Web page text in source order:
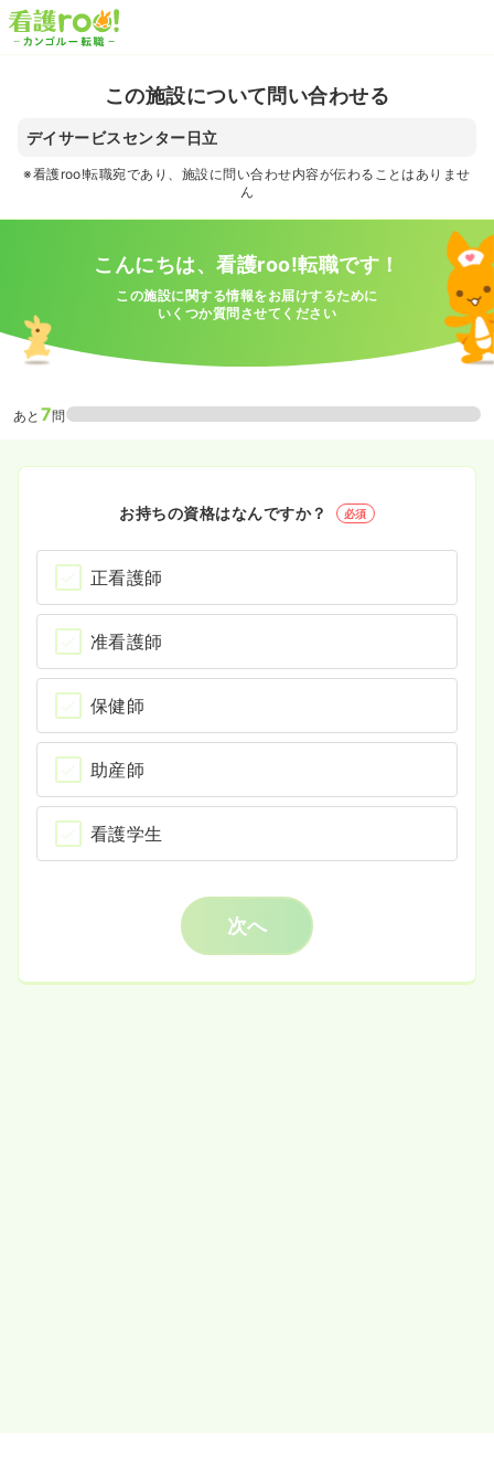
この施設について問い合わせる
デイサービスセンター日立
※看護roo!転職宛であり、施設に問い合わせ内容が伝わることはありませ
ん
こんにちは、看護roo!転職です！
この施設に関する情報をお届けするために
いくつか質問させてください
あと 7問
お持ちの資格はなんですか？ 必須
正看護師
准看護師
保健師
助産師
看護学生
次へ